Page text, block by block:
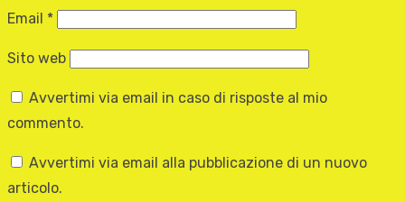
Email *
Sito web
Avvertimi via email in caso di risposte al mio
commento.
Avvertimi via email alla pubblicazione di un nuovo
articolo.